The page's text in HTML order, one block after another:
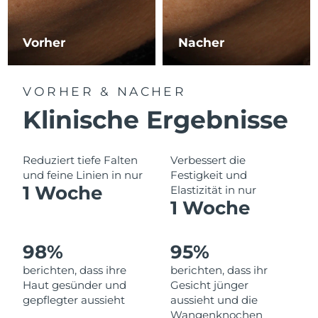
Vorher Nacher
VORHER & NACHER
Klinische Ergebnisse
Reduziert tiefe Falten
und feine Linien in nur
1 Woche
Verbessert die
Festigkeit und
Elastizität in nur
1 Woche
98%
berichten, dass ihre
Haut gesünder und
gepflegter aussieht
95%
berichten, dass ihr
Gesicht jünger
aussieht und die
Wangenknochen
Norwegen Erwartete Lieferung
Oman Erwartete Lieferung
Polen Erwartete Lieferung
Puerto Rico Erwartete Lieferung
Erwartete Lieferung
Rumänien Erwartete Lieferung 8/10/26
Russland Erwartete Lieferung